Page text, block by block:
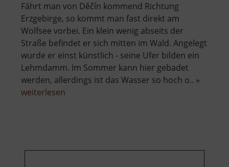
Fährt man von Děčín kommend Richtung
Erzgebirge, so kommt man fast direkt am
Wolfsee vorbei. Ein klein wenig abseits der
Straße befindet er sich mitten im Wald. Angelegt
wurde er einst künstlich - seine Ufer bilden ein
Lehmdamm. Im Sommer kann hier gebadet
werden, allerdings ist das Wasser so hoch o.. »
weiterlesen